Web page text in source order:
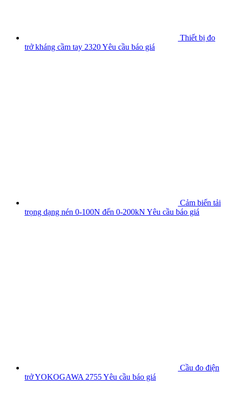
Thiết bị đo
trở kháng cầm tay 2320Yêu cầu báo giá
Cảm biến tải
trọng dạng nén 0-100N đến 0-200kN Yêu cầu báo giá
Cầu đo điện
trở YOKOGAWA 2755Yêu cầu báo giá